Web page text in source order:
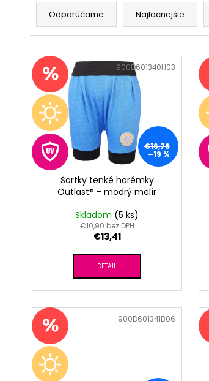
d
n
i
e
p
r
o
d
Odporúčame Najlacnejšie
V
ý
p
i
s
p
r
o
€16,76
–19 %
Šortky tenké harémky
Outlast® - modrý melír
Skladom (5 ks)
€10,90 bez DPH
€13,41
DETAIL
900D601340H03
900D601341B06
€9,62